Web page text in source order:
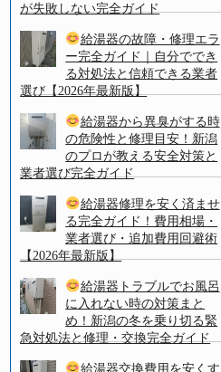
が失敗しない完全ガイド
給湯器の故障・修理エラ
ー完全ガイド｜自分ででき
る対処法と信頼できる業者
選び【2026年最新版】
給湯器から異臭がする時
の危険性と修理目安！新潟
のプロが教える安全対策と
業者選び完全ガイド
給湯器修理を安く済ませ
る完全ガイド！費用相場・
業者選び・追加費用回避術
【2026年最新版】
給湯器トラブルでお風呂
に入れない時の対策まと
め！新潟の冬を乗り切る緊
急対処法と修理・交換完全ガイド
給湯器交換費用を安くす